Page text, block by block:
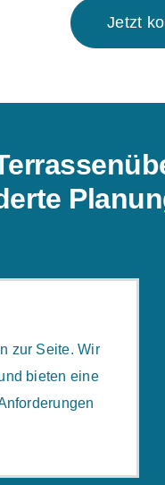
Jetzt
zur Seite. Wir
bieten eine